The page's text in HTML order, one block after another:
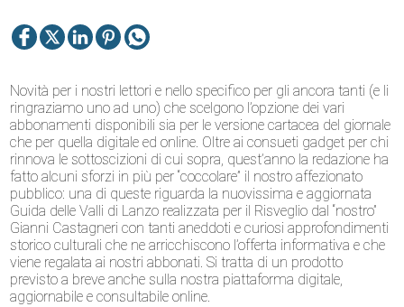
Novità per i nostri lettori e nello specifico per gli ancora tanti (e li
ringraziamo uno ad uno) che scelgono l’opzione dei vari
abbonamenti disponibili sia per le versione cartacea del giornale
che per quella digitale ed online. Oltre ai consueti gadget per chi
rinnova le sottoscizioni di cui sopra, quest’anno la redazione ha
fatto alcuni sforzi in più per “coccolare” il nostro affezionato
pubblico: una di queste riguarda la nuovissima e aggiornata
Guida delle Valli di Lanzo realizzata per il Risveglio dal “nostro”
Gianni Castagneri con tanti aneddoti e curiosi approfondimenti
storico culturali che ne arricchiscono l’offerta informativa e che
viene regalata ai nostri abbonati. Si tratta di un prodotto
previsto a breve anche sulla nostra piattaforma digitale,
aggiornabile e consultabile online.